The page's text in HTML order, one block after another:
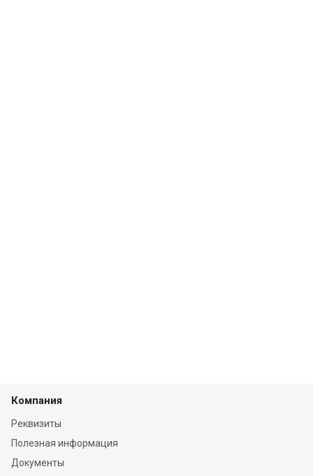
Компания
Реквизиты
Полезная информация
Документы